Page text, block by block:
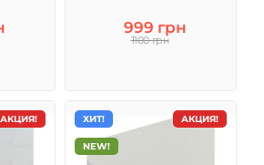
999 грн
1100 грн
АКЦИЯ! АКЦИЯ!
ХИТ!
NEW!